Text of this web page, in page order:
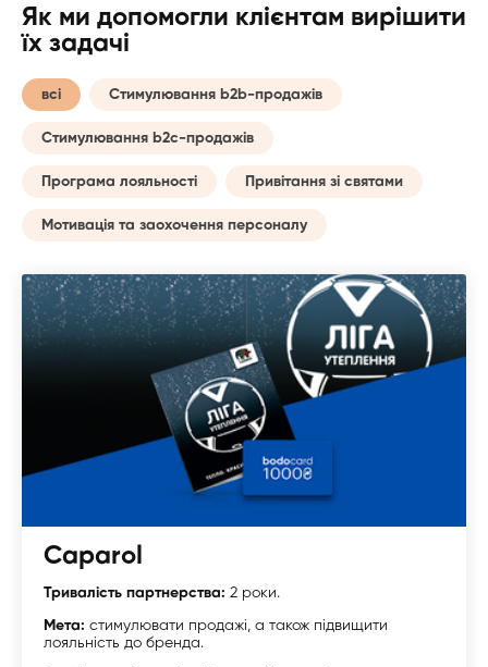
Як ми допомогли клієнтам вирішити
їх задачі
всі Стимулювання b2b-продажів
Стимулювання b2c-продажів
Програма лояльності Привітання зі святами
Мотивація та заохочення персоналу
Caparol
Тривалість партнерства: 2 роки.
Мета: стимулювати продажі, а також підвищити
лояльність до бренда.